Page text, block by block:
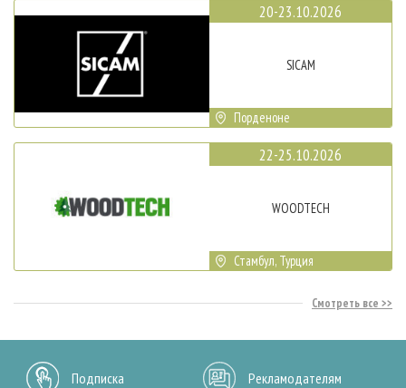
20-23.10.2026
SICAM
Порденоне
22-25.10.2026
WOODTECH
Стамбул, Турция
Смотреть все
Подписка Рекламодателям